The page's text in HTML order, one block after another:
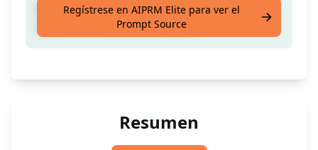
Genera las etiquetas de tu video de Youtube
a partir de tus palabras clave
Regístrese en AIPRM Elite para ver el
Prompt Source
Resumen